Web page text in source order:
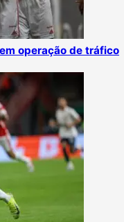
operação de tráfico